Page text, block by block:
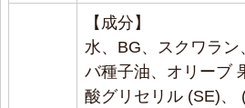
男性にも。
2024/04/15 投稿者：キング
★★★★★
【成分】
水、BG、スクワラ
バ種子油、オリーブ
酸グリセリル (SE)、